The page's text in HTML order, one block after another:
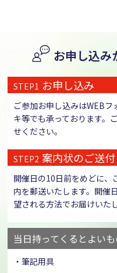
お申し込み
STEP1 お申し込み
ご参加お申し込みはWEB
キ等でも承っております。
せください。
STEP2 案内状のご送付
開催日の10日前をめどに、
内を郵送いたします。開催
望される方法でお届けいた
当日持ってくるとよい
・筆記用具